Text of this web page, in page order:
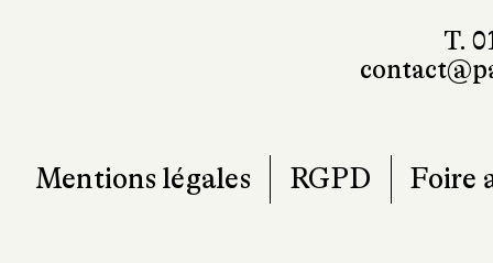
T.
Mentions légales RGPD Foire